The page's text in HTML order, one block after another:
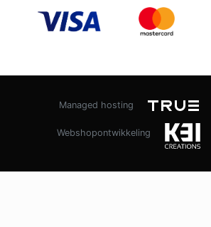
Managed hosting
Webshopontwikkeling